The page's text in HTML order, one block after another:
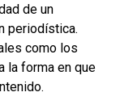
de un
periodística.
como los
la forma en que